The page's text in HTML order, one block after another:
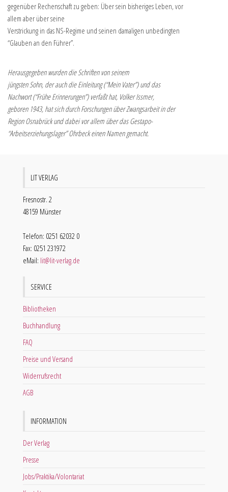
gegenüber Rechenschaft zu geben: Über sein bisheriges Leben, vor
allem aber über seine
Verstrickung in das NS-Regime und seinen damaligen unbedingten
“Glauben an den Führer”.
Herausgegeben wurden die Schriften von seinem
jüngsten Sohn, der auch die Einleitung (“Mein Vater”) und das
Nachwort (“Frühe Erinnerungen”) verfaßt hat, Volker Issmer,
geboren 1943, hat sich durch Forschungen über Zwangsarbeit in der
Region Osnabrück und dabei vor allem über das Gestapo-
“Arbeitserziehungslager” Ohrbeck einen Namen gemacht.
LIT VERLAG
Fresnostr. 2
48159 Münster
Telefon: 0251 62032 0
Fax: 0251 231972
eMail: lit@lit-verlag.de
SERVICE
Bibliotheken
Buchhandlung
FAQ
Preise und Versand
Widerrufsrecht
AGB
INFORMATION
Der Verlag
Presse
Jobs/Praktika/Volontariat